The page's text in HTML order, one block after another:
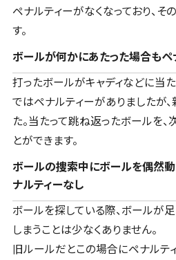
ペナルティーがなくなっており、
す。
ボールが何かにあたった場合もペ
打ったボールがキャディなどに当
ではペナルティーがありましたが
た。当たって跳ね返ったボールを
とができます。
ボールの捜索中にボールを偶然
ナルティーなし
ボールを探している際、ボールが
しまうことは少なくありません。
旧ルールだとこの場合にペナルテ